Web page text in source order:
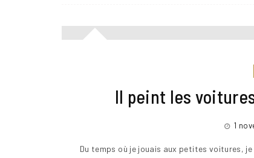
Il peint les
1
Du temps où je jouais aux petites voitures,